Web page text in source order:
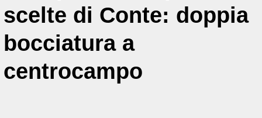
scelte di Conte: doppia
bocciatura a
centrocampo